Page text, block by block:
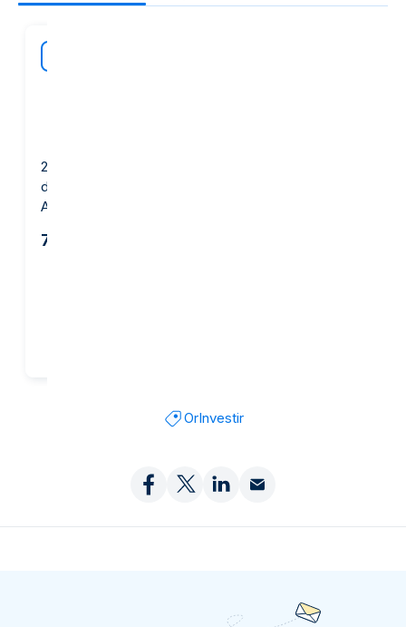
20 Francs Suisse Pièce
d'Or - Vreneli Helvetia -
Années Mixtes
717,59 €
OrInvestir